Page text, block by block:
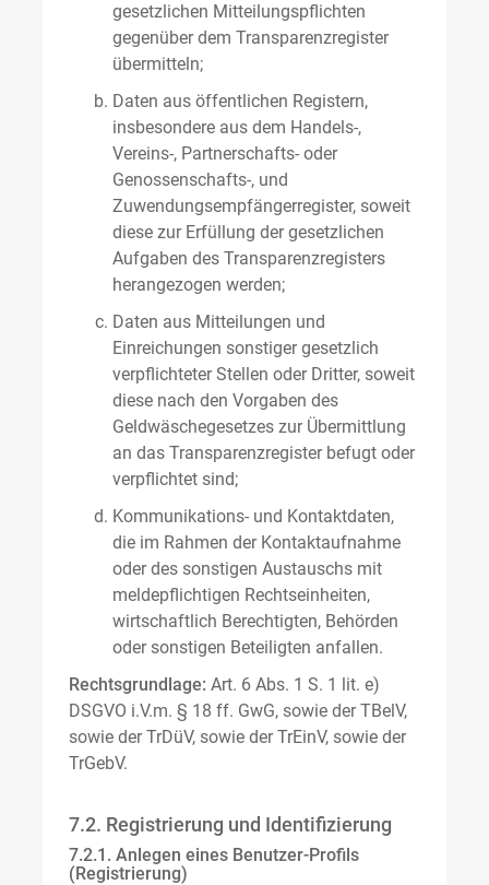
gesetzlichen Mitteilungspflichten
gegenüber dem Transparenzregister
übermitteln;
Daten aus öffentlichen Registern,
insbesondere aus dem Handels-,
Vereins-, Partnerschafts- oder
Genossenschafts-, und
Zuwendungsempfängerregister, soweit
diese zur Erfüllung der gesetzlichen
Aufgaben des Transparenzregisters
herangezogen werden;
Daten aus Mitteilungen und
Einreichungen sonstiger gesetzlich
verpflichteter Stellen oder Dritter, soweit
diese nach den Vorgaben des
Geldwäschegesetzes zur Übermittlung
an das Transparenzregister befugt oder
verpflichtet sind;
Kommunikations- und Kontaktdaten,
die im Rahmen der Kontaktaufnahme
oder des sonstigen Austauschs mit
meldepflichtigen Rechtseinheiten,
wirtschaftlich Berechtigten, Behörden
oder sonstigen Beteiligten anfallen.
Rechtsgrundlage: Art. 6 Abs. 1 S. 1 lit. e)
DSGVO i.V.m. § 18 ff. GwG, sowie der TBelV,
sowie der TrDüV, sowie der TrEinV, sowie der
TrGebV.
7.2. Registrierung und Identifizierung
7.2.1. Anlegen eines Benutzer-Profils
(Registrierung)